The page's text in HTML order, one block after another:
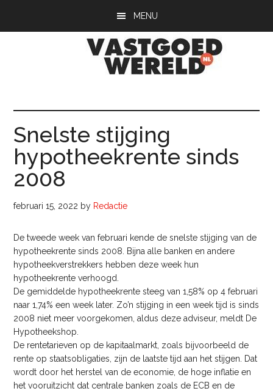
de
de
de
MENU
Snelste stijging
hypotheekrente sinds
2008
februari 15, 2022 by Redactie
De tweede week van februari kende de snelste stijging van de
hypotheekrente sinds 2008. Bijna alle banken en andere
hypotheekverstrekkers hebben deze week hun
hypotheekrente verhoogd.
De gemiddelde hypotheekrente steeg van 1,58% op 4 februari
naar 1,74% een week later. Zo’n stijging in een week tijd is sinds
2008 niet meer voorgekomen, aldus deze adviseur, meldt De
Hypotheekshop.
De rentetarieven op de kapitaalmarkt, zoals bijvoorbeeld de
rente op staatsobligaties, zijn de laatste tijd aan het stijgen. Dat
wordt door het herstel van de economie, de hoge inflatie en
het vooruitzicht dat centrale banken zoals de ECB en de